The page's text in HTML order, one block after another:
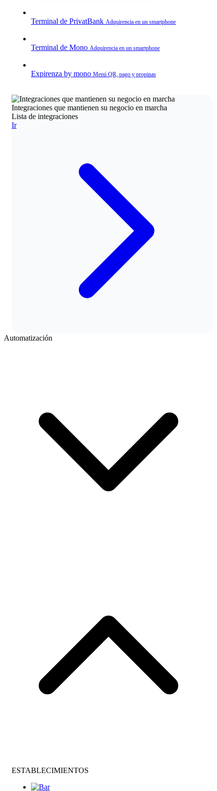
Terminal de PrivatBank Adquirencia en un smartphone
Terminal de Mono Adquirencia en un smartphone
Expirenza by mono Menú QR, pago y propinas
Integraciones que mantienen su negocio en marcha
Lista de integraciones
Ir
Automatización
ESTABLECIMIENTOS